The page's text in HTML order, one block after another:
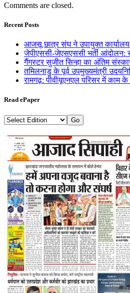
Comments are closed.
Recent Posts
आजसू छात्र संघ ने उपायुक्त कार्यालय
जेपीएससी-जेएसएससी भर्ती आंदोलन:
गैंगस्टर सुजीत सिन्हा का अंतिम
तमिलनाडु के पूर्व उपमुख्यमंत्री
रामगढ़: पीवीयूएनएल परिसर में काम के
Read ePaper